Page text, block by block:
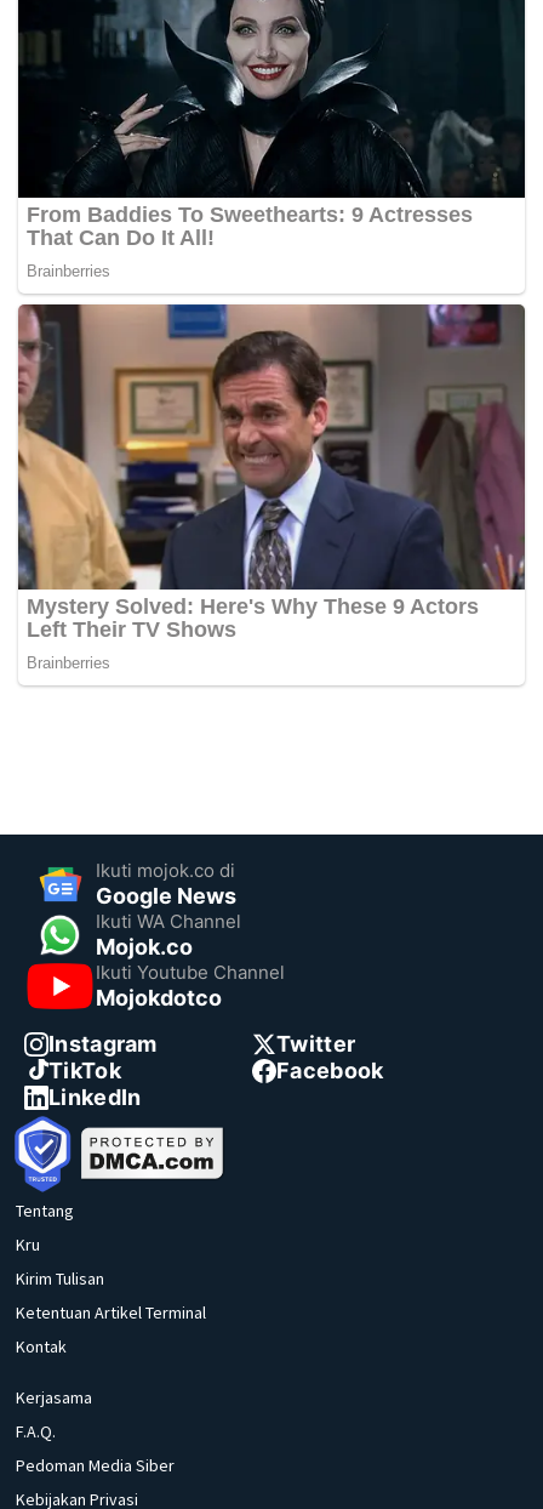
Ikuti mojok.co di
Google News
Ikuti WA Channel
Mojok.co
Ikuti Youtube Channel
Mojokdotco
Instagram
Twitter
TikTok
Facebook
LinkedIn
Tentang
Kru
Kirim Tulisan
Ketentuan Artikel Terminal
Kontak
Kerjasama
F.A.Q.
Pedoman Media Siber
Kebijakan Privasi